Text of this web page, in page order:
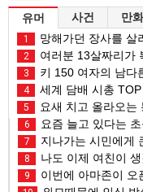
유머 사건 만
1 망해가던 장사를 살
2 여러분 13살짜리가
3 키 150 여자의 남다
4 세계 담배 시총
5 요새 치고 올라오는
6 요즘 늘고 있다는
7 지나가는 시민에게
8 나도 이제 여친이 생
9 이번에 아마존이 오